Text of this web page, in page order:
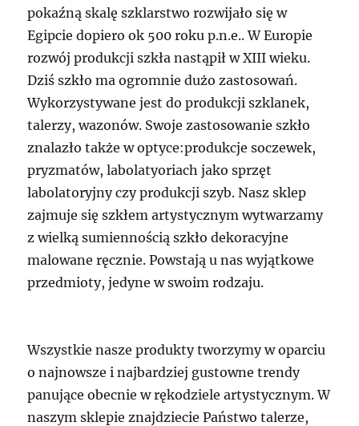
pokaźną skalę szklarstwo rozwijało się w
Egipcie dopiero ok 500 roku p.n.e.. W Europie
rozwój produkcji szkła nastąpił w XIII wieku.
Dziś szkło ma ogromnie dużo zastosowań.
Wykorzystywane jest do produkcji szklanek,
talerzy, wazonów. Swoje zastosowanie szkło
znalazło także w optyce:produkcje soczewek,
pryzmatów, labolatyoriach jako sprzęt
labolatoryjny czy produkcji szyb. Nasz sklep
zajmuje się szkłem artystycznym wytwarzamy
z wielką sumiennością szkło dekoracyjne
malowane ręcznie. Powstają u nas wyjątkowe
przedmioty, jedyne w swoim rodzaju.
Wszystkie nasze produkty tworzymy w oparciu
o najnowsze i najbardziej gustowne trendy
panujące obecnie w rękodziele artystycznym. W
naszym sklepie znajdziecie Państwo talerze,